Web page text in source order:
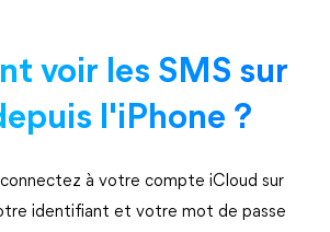
voir les SMS sur
l'iPhone ?
connectez à votre compte iCloud sur
identifiant et votre mot de passe